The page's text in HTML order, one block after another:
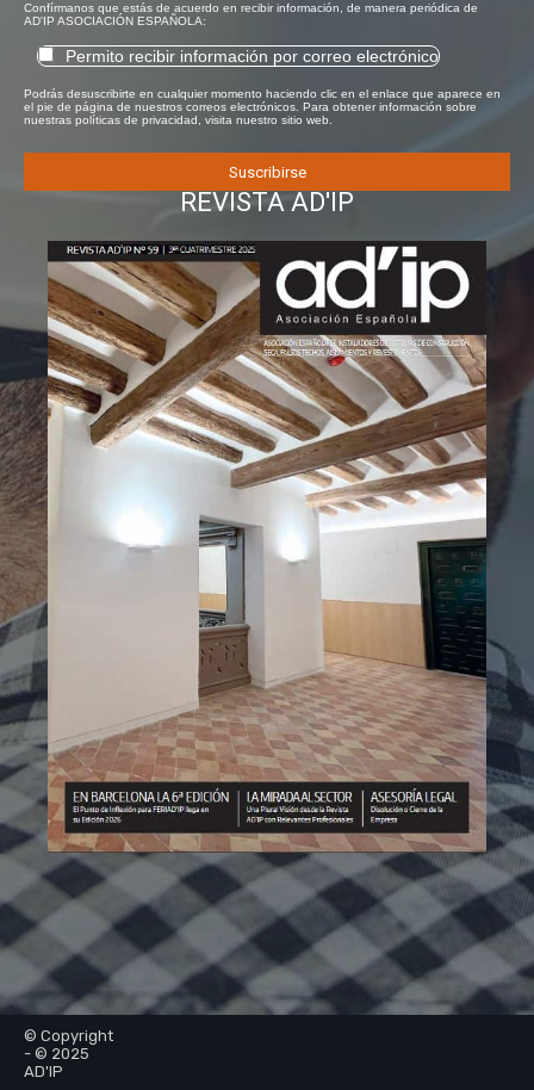
Confírmanos que estás de acuerdo en recibir información, de manera periódica de
AD'IP ASOCIACIÓN ESPAÑOLA:
Permito recibir información por correo electrónico
Podrás desuscribirte en cualquier momento haciendo clic en el enlace que aparece en
el pie de página de nuestros correos electrónicos. Para obtener información sobre
nuestras políticas de privacidad, visita nuestro sitio web.
REVISTA AD'IP
© Copyright
- © 2025
AD'IP